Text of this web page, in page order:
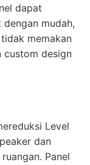
dapat
mudah,
memakan
custom design
Level
dan
Panel